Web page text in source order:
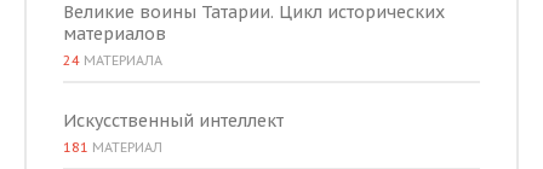
Великие воины Татарии. Цикл исторических
материалов
24 МАТЕРИАЛА
Искусственный интеллект
181 МАТЕРИАЛ